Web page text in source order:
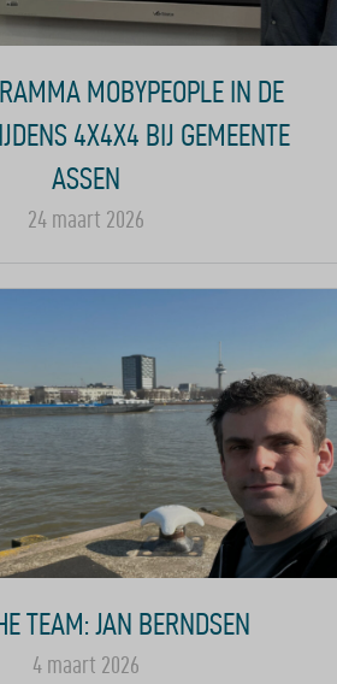
MOBYPEOPLE IN DE
4X4X4 BIJ GEMEENTE
ASSEN
24 maart 2026
TEAM: JAN BERNDSEN
4 maart 2026